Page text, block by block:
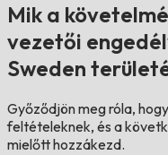
Mik a
vezetői
Sweden
Győződjön meg róla,
feltételeknek, és a
mielőtt hozzákezd.